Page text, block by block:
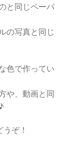
と同じペーパ
の写真と同じ
色で作ってい
や、動画と同
ぞ！